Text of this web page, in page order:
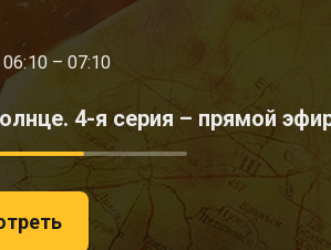
06:10 – 07:10
4-я серия – прямой